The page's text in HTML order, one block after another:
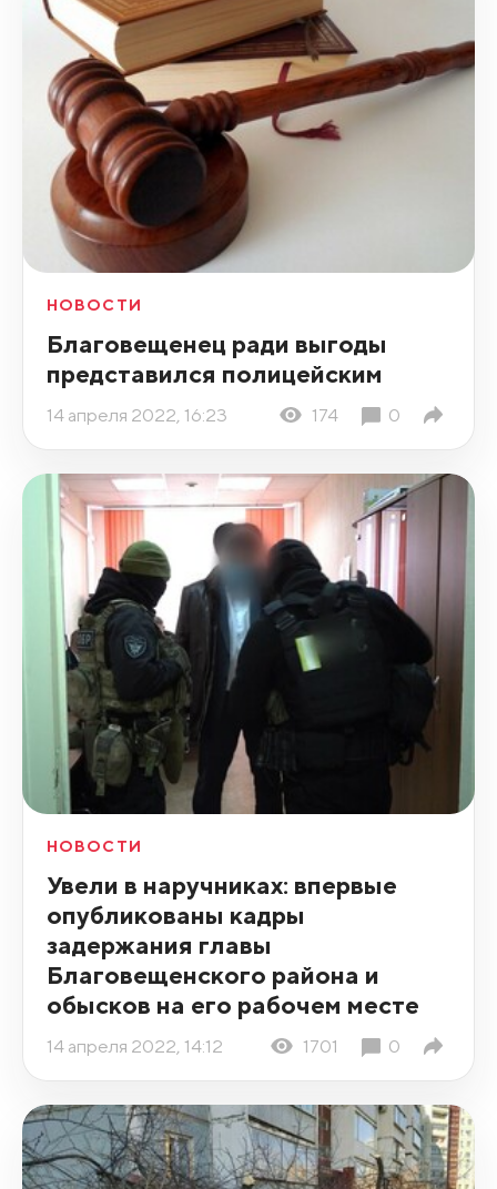
НОВОСТИ
Благовещенец ради выгоды
представился полицейским
14 апреля 2022, 16:23 174 0
НОВОСТИ
Увели в наручниках: впервые
опубликованы кадры
задержания главы
Благовещенского района и
обысков на его рабочем месте
14 апреля 2022, 14:12 1701 0